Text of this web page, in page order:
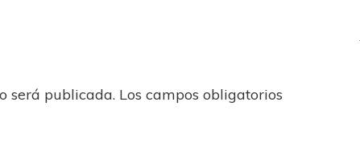
será publicada. Los campos obligatorios